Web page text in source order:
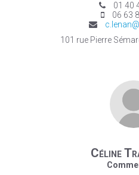
01 40
06 63
101 rue Pierre
Céline